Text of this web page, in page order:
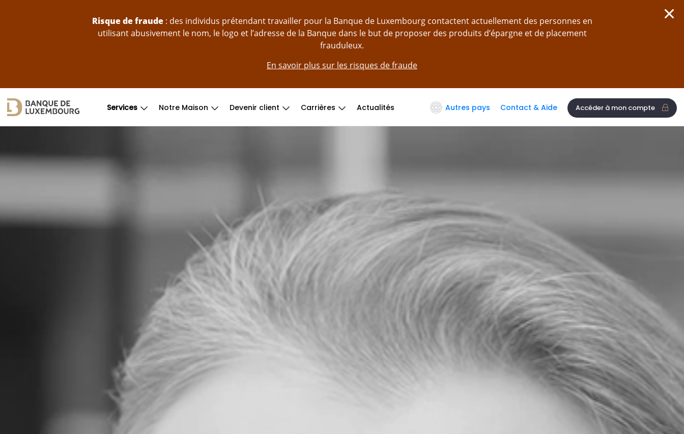
Risque de fraude: des individus prétendant travailler pour la Banque de Luxembourg contactent actuellement des personnes en
utilisant abusivement le nom, le logo et l’adresse de la Banque dans le but de proposer des produits d’épargne et de placement
frauduleux.
En savoir plus sur les risques de fraude
Services Notre Maison Devenir client Carrières Actualités Autres pays Contact & Aide Accéder à mon compte